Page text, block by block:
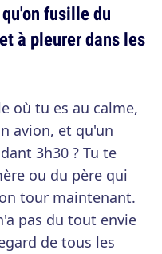
fusille du
à pleurer dans les
où tu es au calme,
avion, et qu'un
3h30 ? Tu te
ou du père qui
tour maintenant.
pas du tout envie
de tous les